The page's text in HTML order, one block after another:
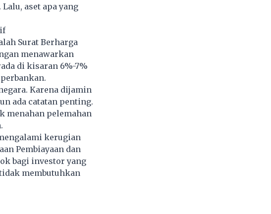
aset apa yang
Surat Berharga
menawarkan
di kisaran 6%-7%
Karena dijamin
ada catatan penting.
menahan pelemahan
kerugian
Pembiayaan dan
bagi investor yang
membutuhkan